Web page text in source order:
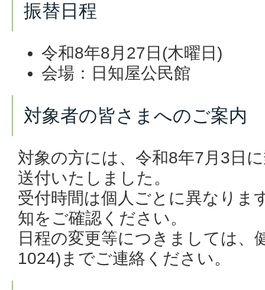
振替日程
令和8年8月27日(木曜日)
会場：日知屋公民館
対象者の皆さまへのご案内
対象の方には、 令和8年7月3日
送付いたしました。
受付時間は個人ごとに異なりま
知をご確認ください。
日程の変更等につきましては、
1024)までご連絡ください。